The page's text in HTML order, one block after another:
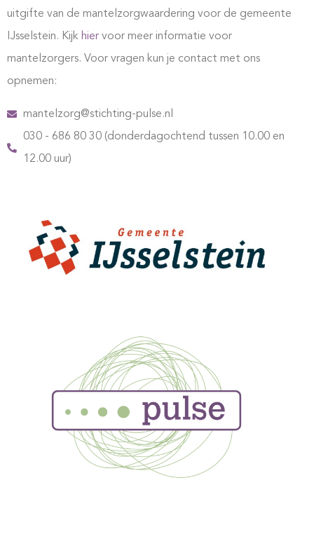
uitgifte van de mantelzorgwaardering voor de gemeente
IJsselstein. Kijk hier voor meer informatie voor
mantelzorgers. Voor vragen kun je contact met ons
opnemen:
mantelzorg@stichting-pulse.nl
030 - 686 80 30 (donderdagochtend tussen 10.00 en
12.00 uur)